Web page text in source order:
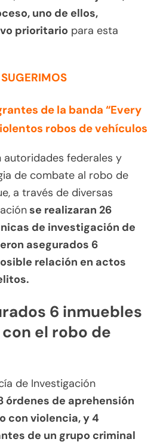
uno de ellos,
prioritario para esta
de la banda “Every
robos de vehículos
autoridades federales y
de combate al robo de
a través de diversas
se realizaran 26
de investigación de
asegurados 6
relación en actos
6 inmuebles
el robo de
de Investigación
órdenes de aprehensión
con violencia, y 4
de un grupo criminal